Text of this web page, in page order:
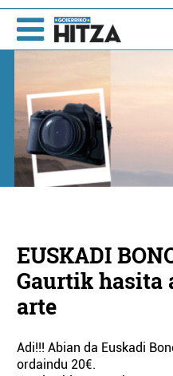
EUSKADI
Gaurtik hasita
arte
Adi!!! Abian da Euskadi
ordaindu 20€.